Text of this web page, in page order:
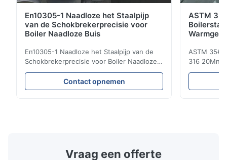
En10305-1 Naadloze het Staalpijp
van de Schokbrekerprecisie voor
Boiler Naadloze Buis
En10305-1 Naadloze het Staalpijp van de
Schokbrekerprecisie voor Boiler Naadloze
Buis De naadloze buizen van het
Precisiestaal Om in hydraulisch systeem,
auto en de delen van precisiemachines
Contact opnemen
ASTM
ASTM 35#
316
Ronde Pijp
Bouw,
Vraag een offerte